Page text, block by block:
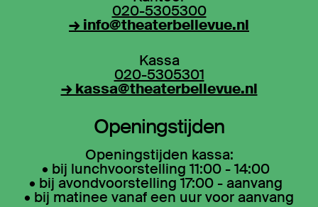
020-5305300
→ info@theaterbellevue.nl
Kassa
020-5305301
→ kassa@theaterbellevue.nl
Openingstijden
Openingstijden kassa:
• bij lunchvoorstelling 11:00 - 14:00
• bij avondvoorstelling 17:00 - aanvang
• bij matinee vanaf een uur voor aanvang